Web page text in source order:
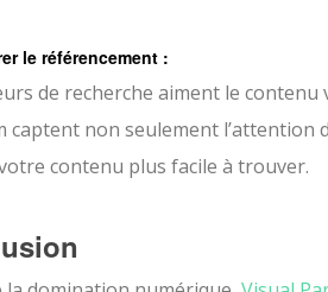
le référencement :
de recherche aiment le contenu
captent non seulement
contenu plus facile à trouver.